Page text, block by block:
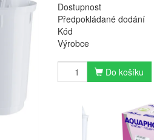
Dostupnost
Předpokládané dodání
Kód
Výrobce
Do košíku